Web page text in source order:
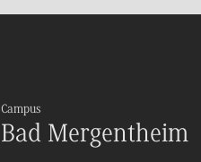
Campus
Bad Mergentheim